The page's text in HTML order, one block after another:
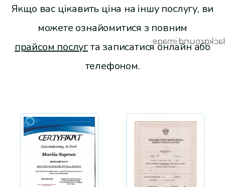
Якщо вас цікавить ціна на іншу послугу, ви
можете ознайомитися з повним
прайсом послугта записатися онлайн або
телефоном.